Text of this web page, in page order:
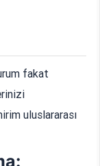
fakat
uluslararası